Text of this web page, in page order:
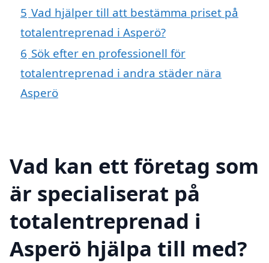
5 Vad hjälper till att bestämma priset på
totalentreprenad i Asperö?
6 Sök efter en professionell för
totalentreprenad i andra städer nära
Asperö
Vad kan ett företag som
är specialiserat på
totalentreprenad i
Asperö hjälpa till med?